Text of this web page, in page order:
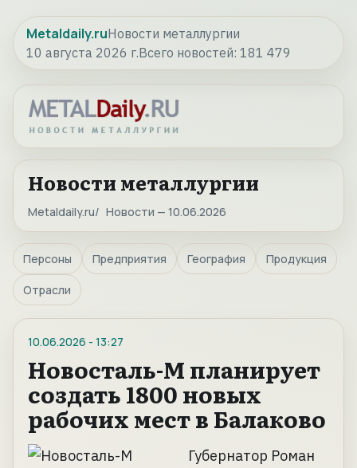
Metaldaily.ruНовости металлургии
10 августа 2026 г.Всего новостей: 181 479
Новости металлургии
Metaldaily.ru Новости — 10.06.2026
Персоны Предприятия География Продукция
Отрасли
10.06.2026 - 13:27
Новосталь-М планирует
создать 1800 новых
рабочих мест в Балаково
Губернатор Роман